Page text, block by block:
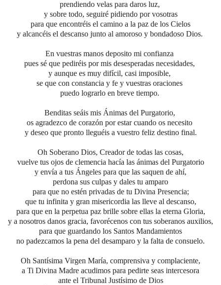
prendiendo velas para daros luz,
y sobre todo, seguiré pidiendo por vosotras
para que encontréis el camino a la paz de los Cielos
y alcancéis el descanso junto al amoroso y bondadoso Dios.
En vuestras manos deposito mi confianza
pues sé que pediréis por mis desesperadas necesidades,
y aunque es muy difícil, casi imposible,
se que con constancia y fe y vuestras oraciones
puedo lograrlo en breve tiempo.
Benditas seáis mis Ánimas del Purgatorio,
os agradezco de corazón por estar cuando os necesito
y deseo que pronto lleguéis a vuestro feliz destino final.
Oh Soberano Dios, Creador de todas las cosas,
vuelve tus ojos de clemencia hacía las ánimas del Purgatorio
y envía a tus Ángeles para que las saquen de ahí,
perdona sus culpas y dales tu amparo
para que no estén privadas de tu Divina Presencia;
que tu infinita y gran misericordia las lleve al descanso,
para que en la perpetua paz brille sobre ellas la eterna Gloria,
y a nosotros danos gracia, favorécenos con tus soberanos auxilios,
para que guardando los Santos Mandamientos
no padezcamos la pena del desamparo y la falta de consuelo.
Oh Santísima Virgen María, comprensiva y complaciente,
a Ti Divina Madre acudimos para pedirte seas intercesora
ante el Tribunal Justísimo de Dios